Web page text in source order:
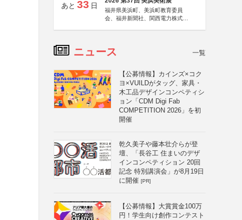
あと 33 日
福井県美浜町、美浜町教育委員
会、福井新聞社、関西電力株式会
ニュース 一覧
【公募情報】カインズ×コク
ヨ×VUILDがタッグ、家具・
木工品デザインコンペティシ
ョン「CDM Digi Fab
COMPETITION 2026」を初
開催
乾久美子や藤本壮介らが登
壇、「長谷工 住まいのデザ
インコンペティション 20回
記念 特別講演会」が8月19日
に開催 [PR]
【公募情報】大賞賞金100万
円！学生向け創作コンテスト